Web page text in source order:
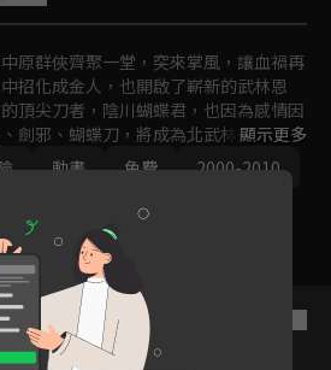
原群俠齊聚一堂，突來掌風，讓血禍再
招化成金人，也開啟了嶄新的武林恩
頂尖刀者，陰川蝴蝶君，也因為感情因
劍邪、蝴蝶刀，將成為北武林全新的刀
人、劍子仙跡、佛劍分說，四人同心協
金銀鄧九五、黑暗之間夜重生，又會帶
盡在霹靂劍蹤！
顯示更多
動畫 免費 2000-2010